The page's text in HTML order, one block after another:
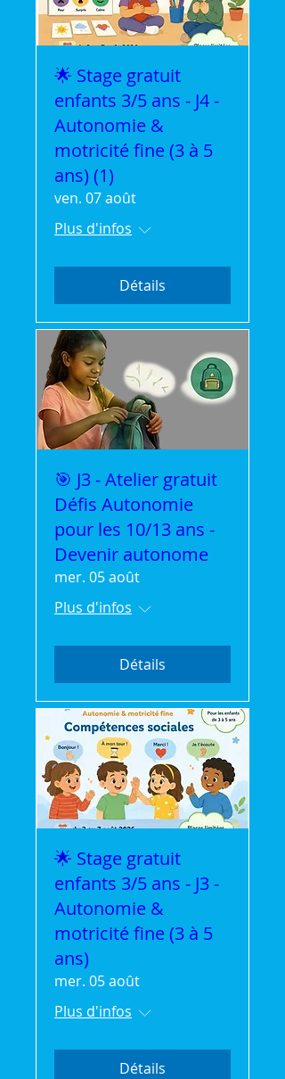
🌟 Stage gratuit
enfants 3/5 ans - J4 -
Autonomie &
motricité fine (3 à 5
ans) (1)
ven. 07 août
Plus d'infos
Détails
🎯 J3 - Atelier gratuit
Défis Autonomie
pour les 10/13 ans -
Devenir autonome
mer. 05 août
Plus d'infos
Détails
🌟 Stage gratuit
enfants 3/5 ans - J3 -
Autonomie &
motricité fine (3 à 5
ans)
mer. 05 août
Plus d'infos
Détails